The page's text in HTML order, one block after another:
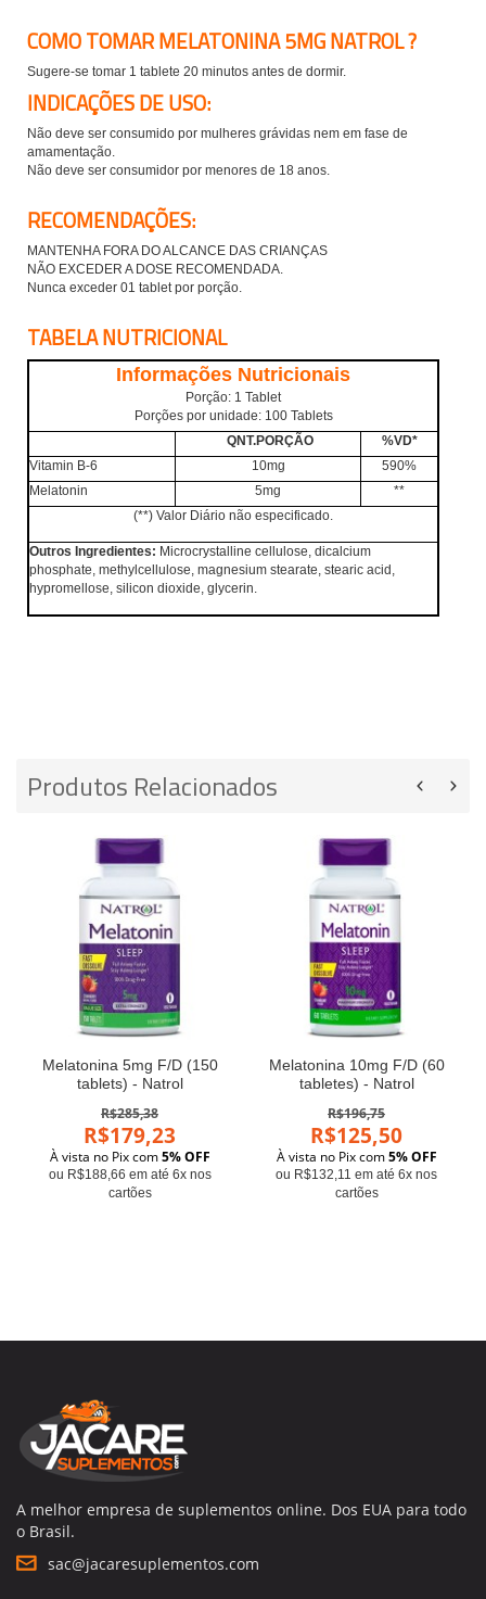
COMO TOMAR MELATONINA 5MG NATROL ?
Sugere-se tomar 1 tablete 20 minutos antes de dormir.
INDICAÇÕES DE USO:
Não deve ser consumido por mulheres grávidas nem em fase de
amamentação.
Não deve ser consumidor por menores de 18 anos.
RECOMENDAÇÕES:
MANTENHA FORA DO ALCANCE DAS CRIANÇAS
NÃO EXCEDER A DOSE RECOMENDADA.
Nunca exceder 01 tablet por porção.
TABELA NUTRICIONAL
Informações Nutricionais
Porção: 1 Tablet
Porções por unidade: 100 Tablets
QNT.PORÇÃO
%VD*
Vitamin B-6
10mg
590%
Melatonin
5mg
**
(**) Valor Diário não especificado.
Outros Ingredientes: Microcrystalline cellulose, dicalcium
phosphate, methylcellulose, magnesium stearate, stearic acid,
hypromellose, silicon dioxide, glycerin.
Produtos Relacionados
Melatonina 5mg F/D (150
tablets) - Natrol
R$285,38
R$179,23
À vista no Pix com5% OFF
ou R$188,66 em até 6x nos
cartões
Melatonina 10mg F/D (60
tabletes) - Natrol
R$196,75
R$125,50
À vista no Pix com5% OFF
ou R$132,11 em até 6x nos
cartões
A melhor empresa de suplementos online. Dos EUA para todo
o Brasil.
sac@jacaresuplementos.com